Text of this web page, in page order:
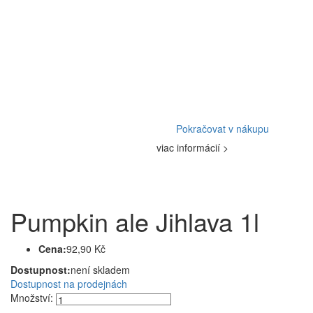
Pokračovat v nákupu
Pumpkin ale Jihlava 1l
Cena:92,90 Kč
Dostupnost:není skladem
Dostupnost na prodejnách
Množství:
viac informácií >